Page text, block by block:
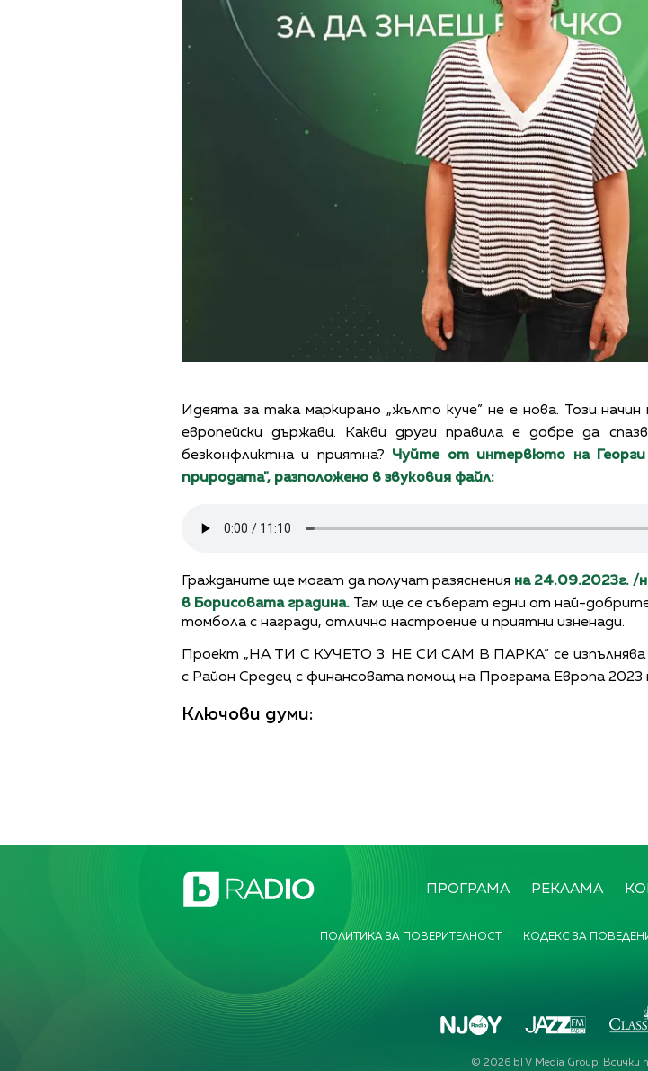
Идеята за така маркирано „жълто куче” не е нова. Този
европейски държави. Какви други правила е добре да
безконфликтна и приятна? Чуйте от интервюто на
природата", разположено в звуковия файл:
Гражданите ще могат да получат разяснения на 24.09.2023г. /
в Борисовата градина. Там ще се съберат едни от най-
томбола с награди, отлично настроение и приятни изненади.
Проект „НА ТИ С КУЧЕТО 3: НЕ СИ САМ В ПАРКА” се изпълнява
с Район Средец с финансовата помощ на Програма Европа
Ключови думи:
ПРОГРАМА РЕКЛАМА
ПОЛИТИКА ЗА ПОВЕРИТЕЛНОСТ КОДЕКС ЗА
© 2026bTV Media Group. Всички